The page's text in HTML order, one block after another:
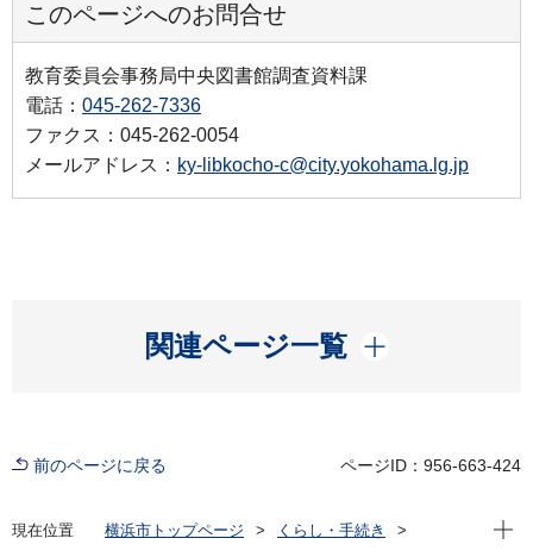
このページへのお問合せ
教育委員会事務局中央図書館調査資料課
電話： 045-262-7336
ファクス：045-262-0054
メールアドレス： ky-libkocho-c@city.yokohama.lg.jp
関連ページ一覧
開く
前のページに戻る ページID：956-663-424
現在位置 横浜市トップページ
くらし・手続き
現在